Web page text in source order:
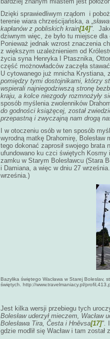
Dzięki sprawiedliwym rządom i
terenie wiara chrześcijańska, a „
kapłanów z pobliskich krain[14]".
dziwnym więc, że było tu miejsce
Ponieważ jednak wzrost znaczenia
z większym uzależnieniem od
życia syna Henryka I Ptasznika,
część możnowładców zaczęła
U cytowanego już mnicha Krystiana,
pomiędzy tymi dostojnikami, którzy
wspierali najniegodziwszą stronę
kraju, a kolce niezgody rozmnożyły
sposób myślenia zwolenników
do godności książęcej, został
przepastną i zwyczajną nam drogą
I w otoczeniu osób w ten sposób
wyrodną matkę Drahomirę, Bolesław
tego dokonać zaprosił swojego brata
ufundowano ku czci świętych Kosmy
zamku w Starym Bolesławcu (Stara
i Damiana, a więc w dniu 27
września.)
Bazylika świętego Wacława w Starej Boleslav,
świętych. http://www.travelmaniacy.pl/
Jest kilka wersji przebiegu tych
Bolesław uderzył mieczem, Wacław
Bolesława Tira, Česta i Hněvsa[17]".
gdzie modlił się Wacław i tam został